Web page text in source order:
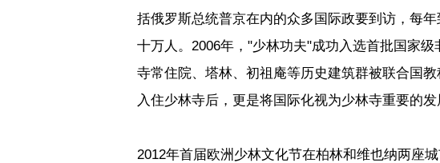
括俄罗斯总统普京在内的众多国际政要到访，每
十万人。 2006年， "少林功夫"成功入选首批国家级
寺常住院、塔林、初祖庵等历史建筑群被联合国
入住少林寺后，更是将国际化视为少林寺重要的发
2012年首届欧洲少林文化节在柏林和维也纳两座